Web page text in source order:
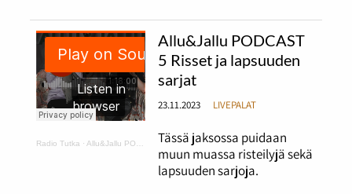
Radio Tutka · Allu&Jallu PODCAST 5 Risset ja lapsuuden sarjat
Allu&Jallu PODCAST
5 Risset ja lapsuuden
sarjat
23.11.2023 LIVEPALAT
Tässä jaksossa puidaan
muun muassa risteilyjä sekä
lapsuuden sarjoja.